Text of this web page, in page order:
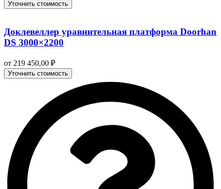
Уточнить стоимость
Доклевеллер уравнительная платформа Doorhan
DS 3000×2200
от 219 450,00 ₽
Уточнить стоимость